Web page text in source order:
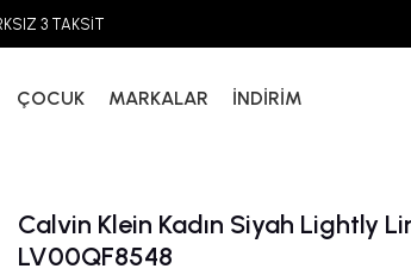
3 TAKSİT
ÇOCUK MARKALAR İNDİRİM
Calvin Klein Kadın Siyah Lightly
LV00QF8548